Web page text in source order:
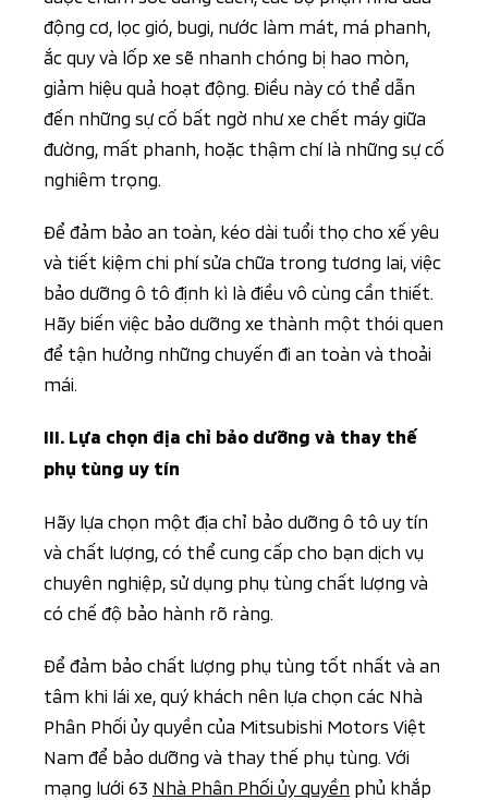
động cơ, lọc gió, bugi, nước làm mát, má phanh,
ắc quy và lốp xe sẽ nhanh chóng bị hao mòn,
giảm hiệu quả hoạt động. Điều này có thể dẫn
đến những sự cố bất ngờ như xe chết máy giữa
đường, mất phanh, hoặc thậm chí là những sự cố
nghiêm trọng.
Để đảm bảo an toàn, kéo dài tuổi thọ cho xế yêu
và tiết kiệm chi phí sửa chữa trong tương lai, việc
bảo dưỡng ô tô định kì là điều vô cùng cần thiết.
Hãy biến việc bảo dưỡng xe thành một thói quen
để tận hưởng những chuyến đi an toàn và thoải
mái.
III. Lựa chọn địa chỉ bảo dưỡng và thay thế
phụ tùng uy tín
Hãy lựa chọn một địa chỉ bảo dưỡng ô tô uy tín
và chất lượng, có thể cung cấp cho bạn dịch vụ
chuyên nghiệp, sử dụng phụ tùng chất lượng và
có chế độ bảo hành rõ ràng.
Để đảm bảo chất lượng phụ tùng tốt nhất và an
tâm khi lái xe, quý khách nên lựa chọn các Nhà
Phân Phối ủy quyền của Mitsubishi Motors Việt
Nam để bảo dưỡng và thay thế phụ tùng. Với
mạng lưới 63 Nhà Phân Phối ủy quyền phủ khắp